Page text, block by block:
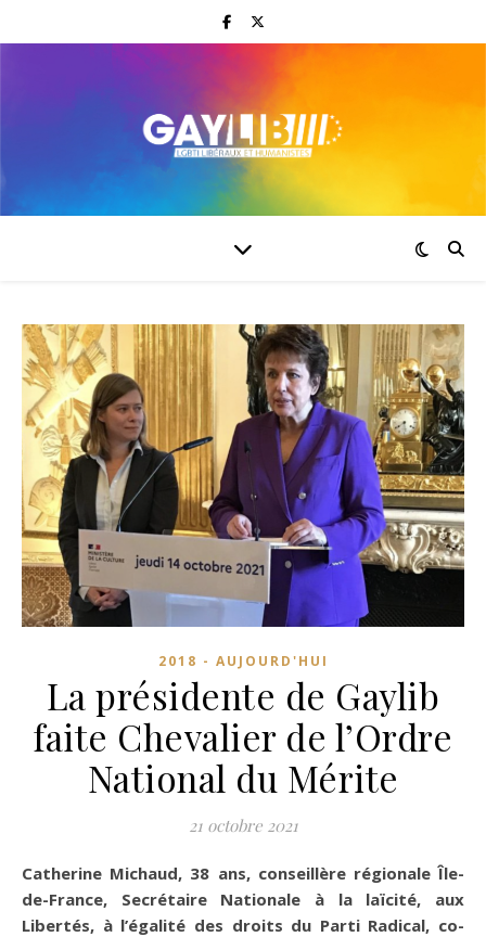
2018 - AUJOURD'HUI
La présidente de Gaylib
faite Chevalier de l’Ordre
National du Mérite
21 octobre 2021
Catherine Michaud, 38 ans, conseillère régionale Île-
de-France, Secrétaire Nationale à la laïcité, aux
Libertés, à l’égalité des droits du Parti Radical, co-